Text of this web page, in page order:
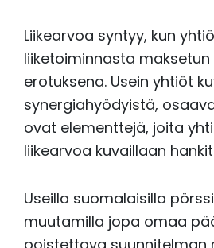
Liikearvoa syntyy, kun
liiketoiminnasta
erotuksena. Usein yhtiöt
synergiahyödyistä,
ovat elementtejä, joita
liikearvoa kuvaillaan
Useilla suomalaisilla
muutamilla jopa omaa